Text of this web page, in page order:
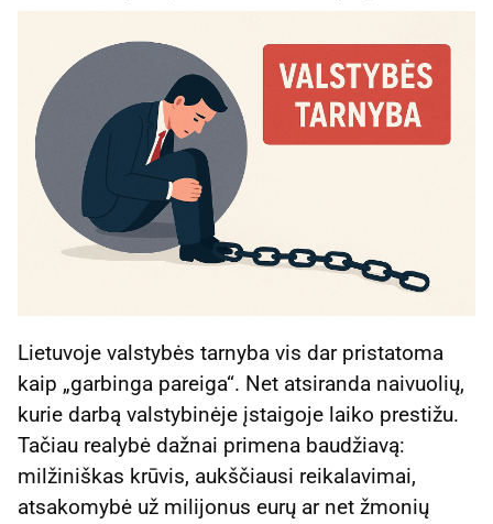
Lietuvoje valstybės tarnyba vis dar pristatoma
kaip „garbinga pareiga“. Net atsiranda naivuolių,
kurie darbą valstybinėje įstaigoje laiko prestižu.
Tačiau realybė dažnai primena baudžiavą:
milžiniškas krūvis, aukščiausi reikalavimai,
atsakomybė už milijonus eurų ar net žmonių